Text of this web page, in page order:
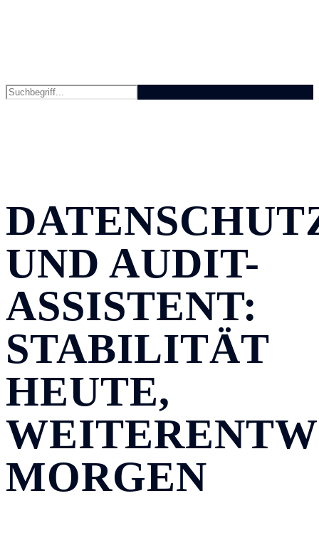
UND AUDIT-
ASSISTENT:
STABILITÄT
HEUTE,
MORGEN